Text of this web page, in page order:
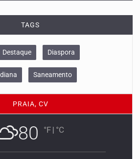
TAGS
Destaque Diaspora
Saneamento
PRAIA, CV
80 °F | °C